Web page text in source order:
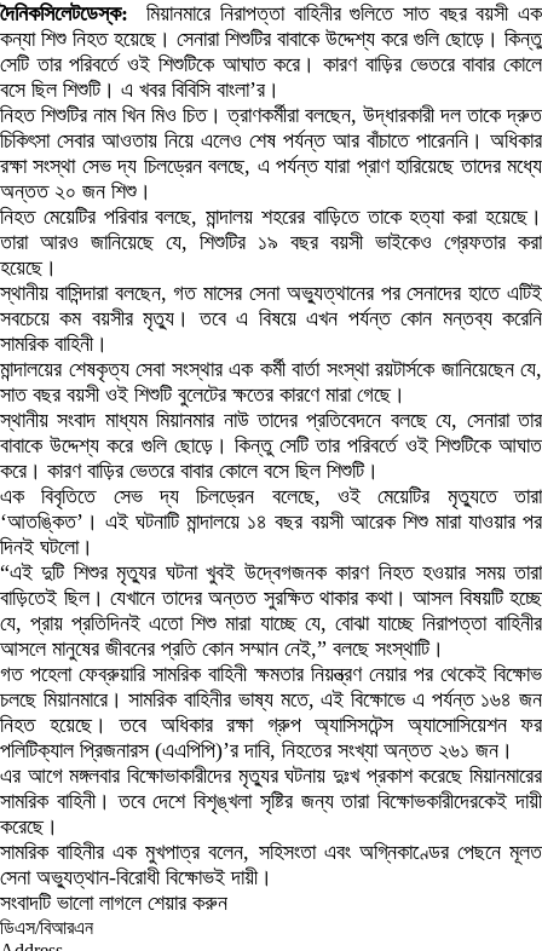
দৈনিকসিলেটডেস্ক:
মিয়ানমারে নিরাপত্তা বাহিনীর গুলিতে সাত বছর বয়সী এক
কন্যা শিশু নিহত হয়েছে। সেনারা শিশুটির বাবাকে উদ্দেশ্য করে গুলি ছোড়ে। কিন্তু
সেটি তার পরিবর্তে ওই শিশুটিকে আঘাত করে। কারণ বাড়ির ভেতরে বাবার কোলে
বসে ছিল শিশুটি। এ খবর বিবিসি বাংলা’র।
নিহত শিশুটির নাম খিন মিও চিত। ত্রাণকর্মীরা বলছেন, উদ্ধারকারী দল তাকে দ্রুত
চিকিৎসা সেবার আওতায় নিয়ে এলেও শেষ পর্যন্ত আর বাঁচাতে পারেননি। অধিকার
রক্ষা সংস্থা সেভ দ্য চিলড্রেন বলছে, এ পর্যন্ত যারা প্রাণ হারিয়েছে তাদের মধ্যে
অন্তত ২০ জন শিশু।
নিহত মেয়েটির পরিবার বলছে, মান্দালয় শহরের বাড়িতে তাকে হত্যা করা হয়েছে।
তারা আরও জানিয়েছে যে, শিশুটির ১৯ বছর বয়সী ভাইকেও গ্রেফতার করা
হয়েছে।
স্থানীয় বাসিন্দারা বলছেন, গত মাসের সেনা অভ্যুত্থানের পর সেনাদের হাতে এটিই
সবচেয়ে কম বয়সীর মৃত্যু। তবে এ বিষয়ে এখন পর্যন্ত কোন মন্তব্য করেনি
সামরিক বাহিনী।
মান্দালয়ের শেষকৃত্য সেবা সংস্থার এক কর্মী বার্তা সংস্থা রয়টার্সকে জানিয়েছেন যে,
সাত বছর বয়সী ওই শিশুটি বুলেটের ক্ষতের কারণে মারা গেছে।
স্থানীয় সংবাদ মাধ্যম মিয়ানমার নাউ তাদের প্রতিবেদনে বলছে যে, সেনারা তার
বাবাকে উদ্দেশ্য করে গুলি ছোড়ে। কিন্তু সেটি তার পরিবর্তে ওই শিশুটিকে আঘাত
করে। কারণ বাড়ির ভেতরে বাবার কোলে বসে ছিল শিশুটি।
এক বিবৃতিতে সেভ দ্য চিলড্রেন বলেছে, ওই মেয়েটির মৃত্যুতে তারা
‘আতঙ্কিত’। এই ঘটনাটি মান্দালয়ে ১৪ বছর বয়সী আরেক শিশু মারা যাওয়ার পর
দিনই ঘটলো।
“এই দুটি শিশুর মৃত্যুর ঘটনা খুবই উদ্বেগজনক কারণ নিহত হওয়ার সময় তারা
বাড়িতেই ছিল। যেখানে তাদের অন্তত সুরক্ষিত থাকার কথা। আসল বিষয়টি হচ্ছে
যে, প্রায় প্রতিদিনই এতো শিশু মারা যাচ্ছে যে, বোঝা যাচ্ছে নিরাপত্তা বাহিনীর
আসলে মানুষের জীবনের প্রতি কোন সম্মান নেই,” বলছে সংস্থাটি।
গত পহেলা ফেব্রুয়ারি সামরিক বাহিনী ক্ষমতার নিয়ন্ত্রণ নেয়ার পর থেকেই বিক্ষোভ
চলছে মিয়ানমারে। সামরিক বাহিনীর ভাষ্য মতে, এই বিক্ষোভে এ পর্যন্ত ১৬৪ জন
নিহত হয়েছে। তবে অধিকার রক্ষা গ্রুপ অ্যাসিসটেন্স অ্যাসোসিয়েশন ফর
পলিটিক্যাল প্রিজনারস (এএপিপি)’র দাবি, নিহতের সংখ্যা অন্তত ২৬১ জন।
এর আগে মঙ্গলবার বিক্ষোভাকারীদের মৃত্যুর ঘটনায় দুঃখ প্রকাশ করেছে মিয়ানমারের
সামরিক বাহিনী। তবে দেশে বিশৃঙ্খলা সৃষ্টির জন্য তারা বিক্ষোভকারীদেরকেই দায়ী
করেছে।
সামরিক বাহিনীর এক মুখপাত্র বলেন, সহিসংতা এবং অগ্নিকাণ্ডের পেছনে মূলত
সেনা অভ্যুত্থান-বিরোধী বিক্ষোভই দায়ী।
সংবাদটি ভালো লাগলে শেয়ার করুন
ডিএস/বিআরএন